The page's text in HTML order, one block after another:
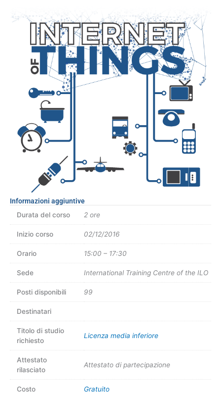
Informazioni aggiuntive
Durata del corso
2 ore
Inizio corso 02/12/2016
Orario 15:00 – 17:30
Sede International Training Centre of the ILO
Posti disponibili 99
Destinatari
Titolo di studio
richiesto
Licenza media inferiore
Attestato
rilasciato
Attestato di partecipazione
Costo Gratuito